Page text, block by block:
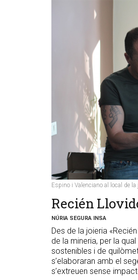
Espino i Valenciano al local de
Recién
NÚRIA SEGURA INSA
Des de la joieria
de la mineria, per la
sostenibles i de
s’elaboraran amb el
s’extreuen sense